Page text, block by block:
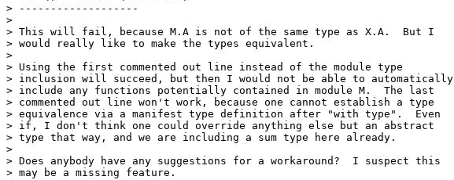
> -------------------
>
> This will fail, because M.A is not of the same type as X.A.  But I
> would really like to make the types equivalent.
>
> Using the first commented out line instead of the module type
> inclusion will succeed, but then I would not be able to automatically
> include any functions potentially contained in module M.  The last
> commented out line won't work, because one cannot establish a type
> equivalence via a manifest type definition after "with type".  Even
> if, I don't think one could override anything else but an abstract
> type that way, and we are including a sum type here already.
>
> Does anybody have any suggestions for a workaround?  I suspect this
> may be a missing feature.